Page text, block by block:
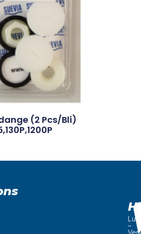
(2 Pcs/bli)
–